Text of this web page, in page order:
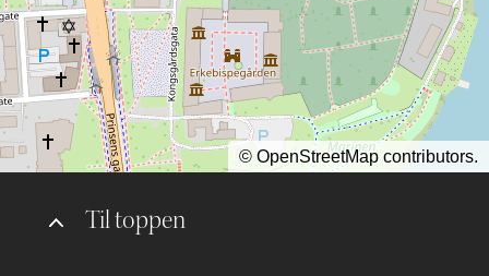
Til toppen
© OpenStreetMap contributors.